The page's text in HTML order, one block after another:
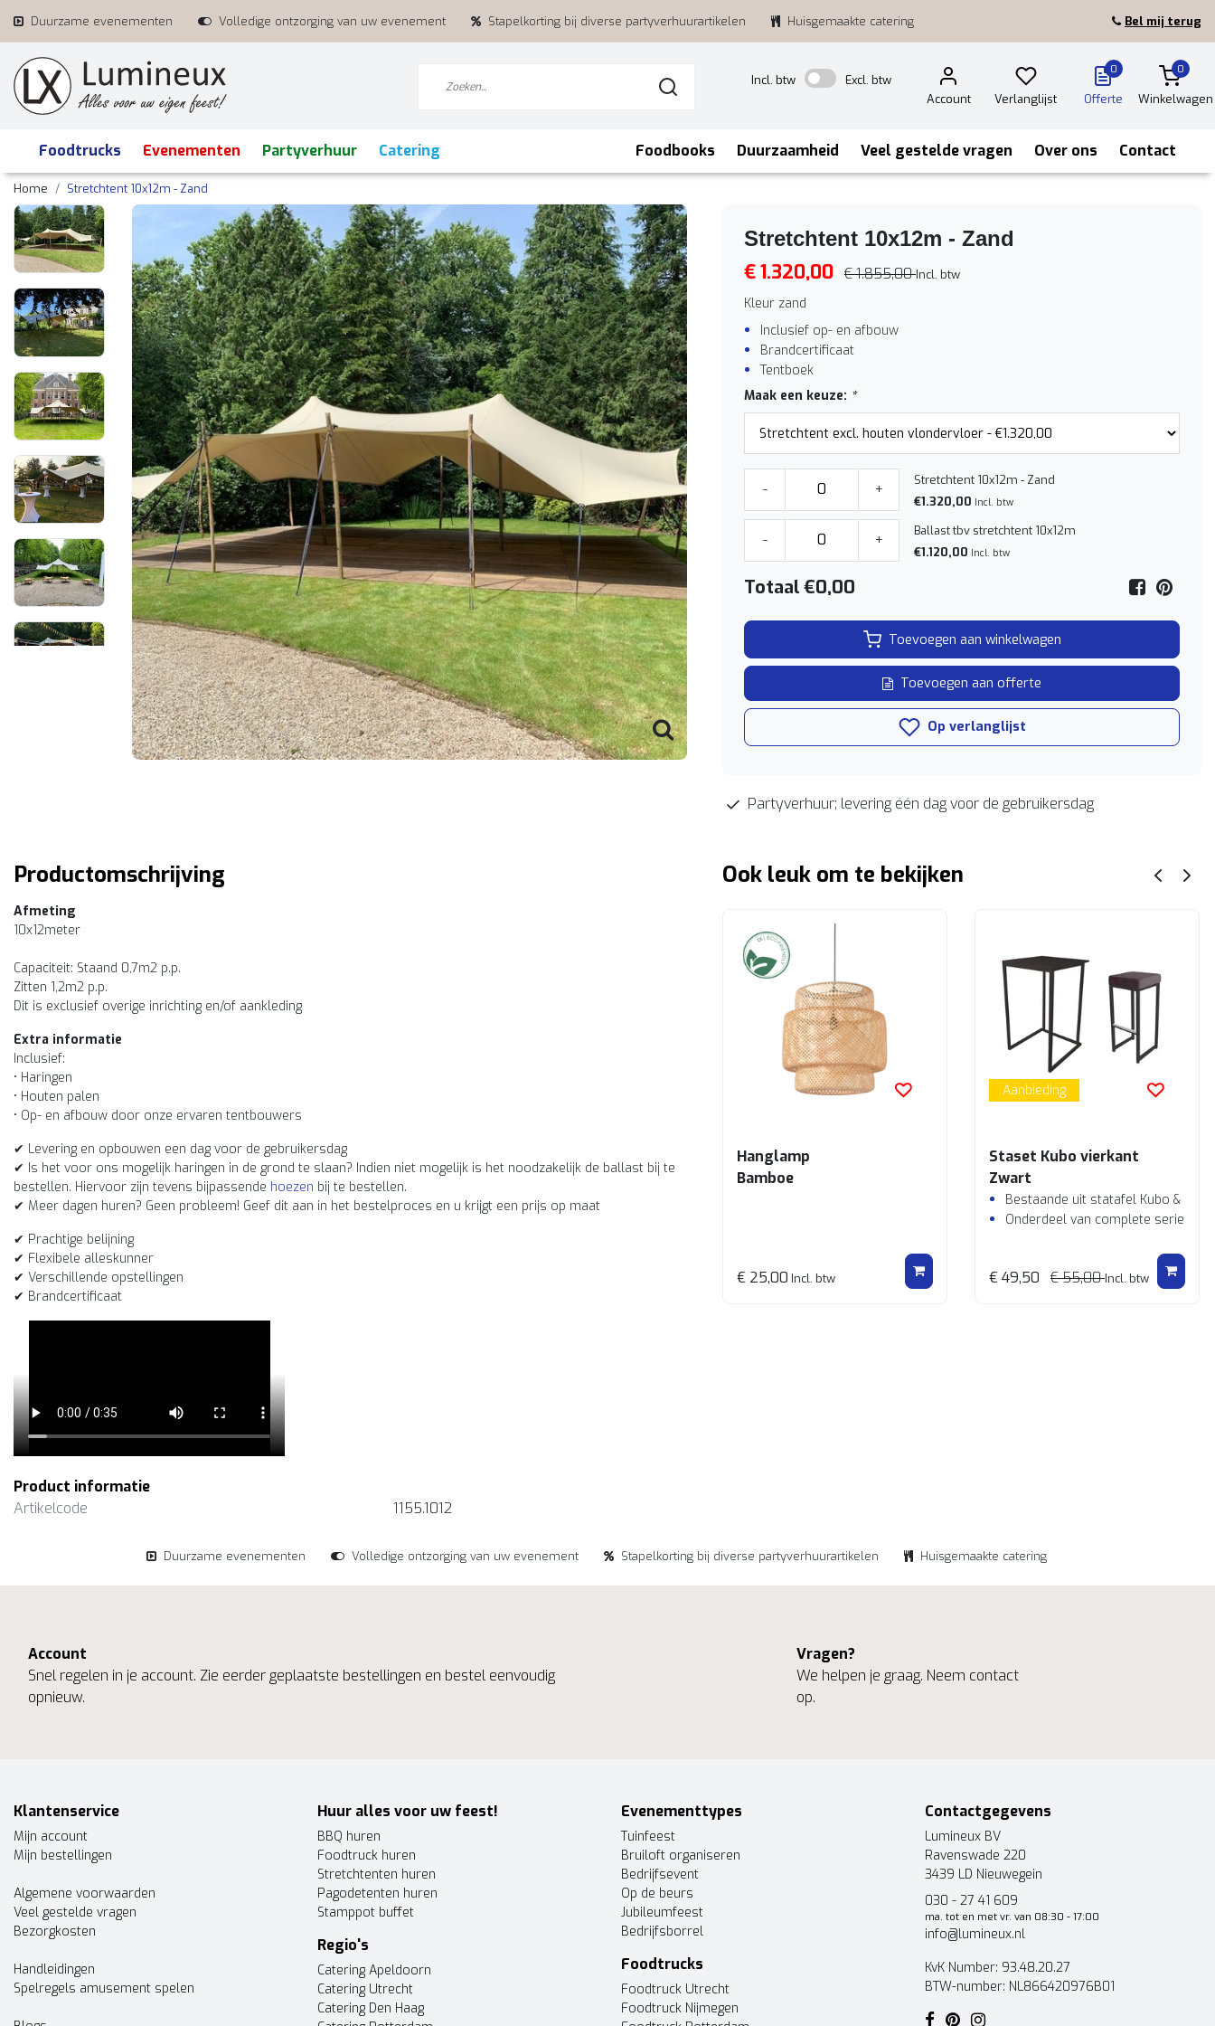
Duurzame evenementen Volledige ontzorging van uw evenement Stapelkorting bij diverse partyverhuurartikelen Huisgemaakte catering Bel mij terug
Incl. btw
Excl. btw
Account
Verlanglijst
0
Offerte
0
Winkelwagen
Foodtrucks Evenementen Partyverhuur Catering Foodbooks Duurzaamheid Veel gestelde vragen Over ons Contact
Home Stretchtent 10x12m - Zand
Stretchtent 10x12m - Zand
€ 1.320,00 € 1.855,00Incl. btw
Kleur zand
Inclusief op- en afbouw
Brandcertificaat
Tentboek
Maak een keuze: *
- +
Stretchtent 10x12m - Zand
€1.320,00 Incl. btw
- +
Ballast tbv stretchtent 10x12m
€1.120,00 Incl. btw
Totaal€0,00
Toevoegen aan winkelwagen
Toevoegen aan offerte
Op verlanglijst
Partyverhuur; levering één dag voor de gebruikersdag
Productomschrijving
Afmeting
10x12meter
Capaciteit: Staand 0,7m2 p.p.
Zitten 1,2m2 p.p.
Dit is exclusief overige inrichting en/of aankleding
Extra informatie
Inclusief:
• Haringen
• Houten palen
• Op- en afbouw door onze ervaren tentbouwers
✔ Levering en opbouwen een dag voor de gebruikersdag
✔ Is het voor ons mogelijk haringen in de grond te slaan? Indien niet mogelijk is het noodzakelijk de ballast bij te
bestellen. Hiervoor zijn tevens bijpassende hoezen bij te bestellen.
✔ Meer dagen huren? Geen probleem! Geef dit aan in het bestelproces en u krijgt een prijs op maat
✔ Prachtige belijning
✔ Flexibele alleskunner
✔ Verschillende opstellingen
✔ Brandcertificaat
Product informatie
Artikelcode
1155.1012
Ook leuk om te bekijken
Hanglamp
Bamboe
€ 25,00 Incl. btw
Aanbieding
Staset Kubo vierkant
Zwart
Bestaande uit statafel Kubo & 4
Onderdeel van complete serie
€ 49,50 € 55,00Incl. btw
Duurzame evenementen Volledige ontzorging van uw evenement Stapelkorting bij diverse partyverhuurartikelen Huisgemaakte catering
Account
Snel regelen in je account. Zie eerder geplaatste bestellingen en bestel eenvoudig
opnieuw.
Vragen?
We helpen je graag. Neem contact
op.
Klantenservice
Mijn account
Mijn bestellingen
Algemene voorwaarden
Veel gestelde vragen
Bezorgkosten
Handleidingen
Spelregels amusement spelen
Huur alles voor uw feest!
BBQ huren
Foodtruck huren
Stretchtenten huren
Pagodetenten huren
Stamppot buffet
Regio's
Catering Apeldoorn
Catering Utrecht
Catering Den Haag
Evenementtypes
Tuinfeest
Bruiloft organiseren
Bedrijfsevent
Op de beurs
Jubileumfeest
Bedrijfsborrel
Foodtrucks
Foodtruck Utrecht
Foodtruck Nijmegen
Contactgegevens
Lumineux BV
Ravenswade 220
3439 LD Nieuwegein
030 - 27 41 609
ma. tot en met vr. van 08:30 - 17:00
info@lumineux.nl
KvK Number: 93.48.20.27
BTW-number: NL866420976B01